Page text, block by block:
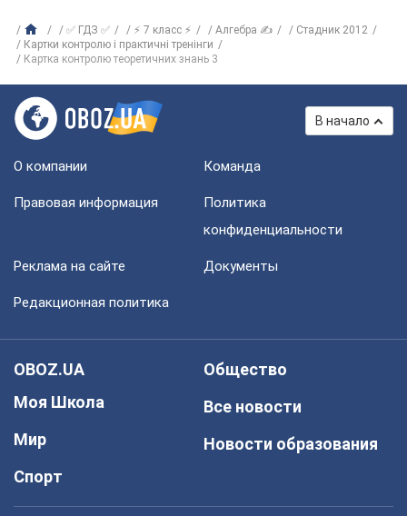
✅ ГДЗ ✅ ⚡ 7 класс ⚡ Алгебра ✍
Стадник 2012
Картки контролю і практичні тренінги
Картка контролю теоретичних знань 3
В начало
О компании Команда
Правовая информация
Политика
конфиденциальности
Реклама на сайте Документы
Редакционная политика
OBOZ.UA
Моя Школа
Мир
Спорт
Общество
Все новости
Новости образования